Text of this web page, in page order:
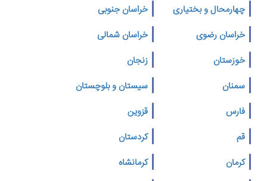
چهارمحال و بختیاری
خراسان جنوبی
خراسان رضوی
خراسان شمالی
خوزستان
زنجان
سمنان
سیستان و بلوچستان
فارس
قزوین
قم
کردستان
کرمان
کرمانشاه